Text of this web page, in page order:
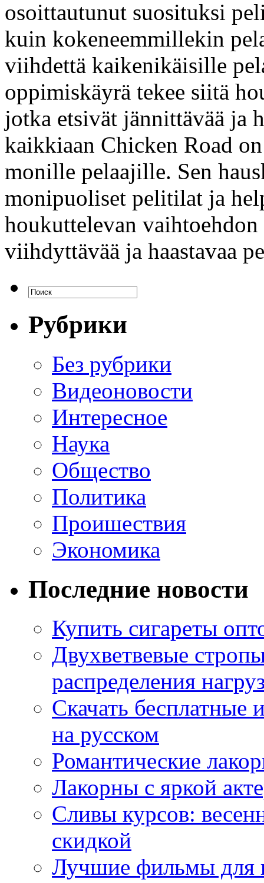
osoittautunut suosituksi
kuin kokeneemmillekin
viihdettä kaikenikäisille
oppimiskäyrä tekee siitä
jotka etsivät jännittävää ja
kaikkiaan Chicken Road
monille pelaajille. Sen
monipuoliset pelitilat ja
houkuttelevan
viihdyttävää ja haastavaa
Рубрики
Без рубрики
Видеоновости
Интересное
Наука
Общество
Политика
Проишествия
Экономика
Последние новости
Купить сигареты
Двухветвевые
распределения
Скачать
на русском
Романтические
Лакорны с яркой
Сливы курсов:
скидкой
Лучшие фильмы для